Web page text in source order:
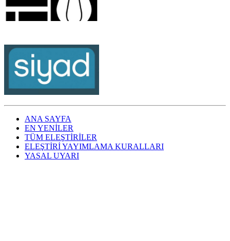
ANA SAYFA
EN YENİLER
TÜM ELEŞTİRİLER
ELEŞTİRİ YAYIMLAMA KURALLARI
YASAL UYARI